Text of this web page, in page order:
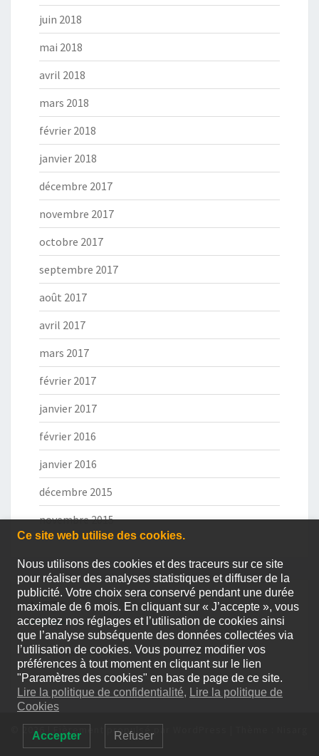
juin 2018
mai 2018
avril 2018
mars 2018
février 2018
janvier 2018
décembre 2017
novembre 2017
octobre 2017
septembre 2017
août 2017
avril 2017
mars 2017
février 2017
janvier 2017
février 2016
janvier 2016
décembre 2015
novembre 2015
META
Connexion
© 2026 Fièrement propulsé par
Ce site web utilise des cookies.
Nous utilisons des cookies et des traceurs sur ce site
pour réaliser des analyses statistiques et diffuser de la
publicité. Votre choix sera conservé pendant une durée
maximale de 6 mois. En cliquant sur « J’accepte », vous
acceptez nos réglages et l’utilisation de cookies ainsi
que l’analyse subséquente des données collectées via
l’utilisation de cookies. Vous pourrez modifier vos
préférences à tout moment en cliquant sur le lien
"Paramètres des cookies" en bas de page de ce site.
Lire la politique de confidentialité, Lire la politique de
Cookies
Accepter Refuser